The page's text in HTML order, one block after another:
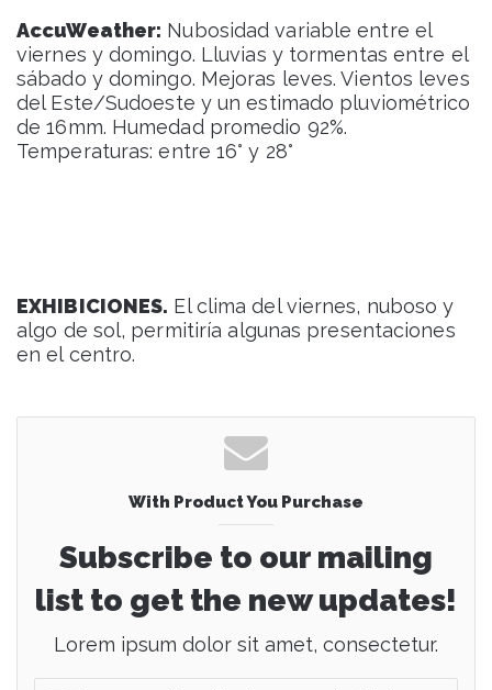
AccuWeather: Nubosidad variable entre el
viernes y domingo. Lluvias y tormentas entre el
sábado y domingo. Mejoras leves. Vientos leves
del Este/Sudoeste y un estimado pluviométrico
de 16mm. Humedad promedio 92%.
Temperaturas: entre 16° y 28°
EXHIBICIONES. El clima del viernes, nuboso y
algo de sol, permitiría algunas presentaciones
en el centro.
With Product You Purchase
Subscribe to our mailing
list to get the new updates!
Lorem ipsum dolor sit amet, consectetur.